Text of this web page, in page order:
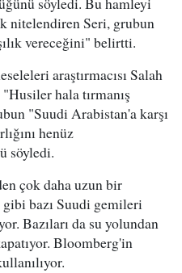
nitelendiren Seri, grubun
vereceğini" belirtti.
araştırmacısı Salah
hala tırmanış
"Suudi Arabistan'a karşı
henüz
söyledi.
çok daha uzun bir
bazı Suudi gemileri
Bazıları da su yolundan
Bloomberg'in